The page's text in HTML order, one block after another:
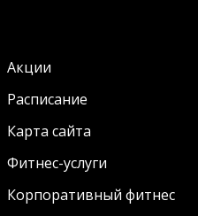
Акции
Расписание
Карта сайта
Фитнес-услуги
Корпоративный фитнес